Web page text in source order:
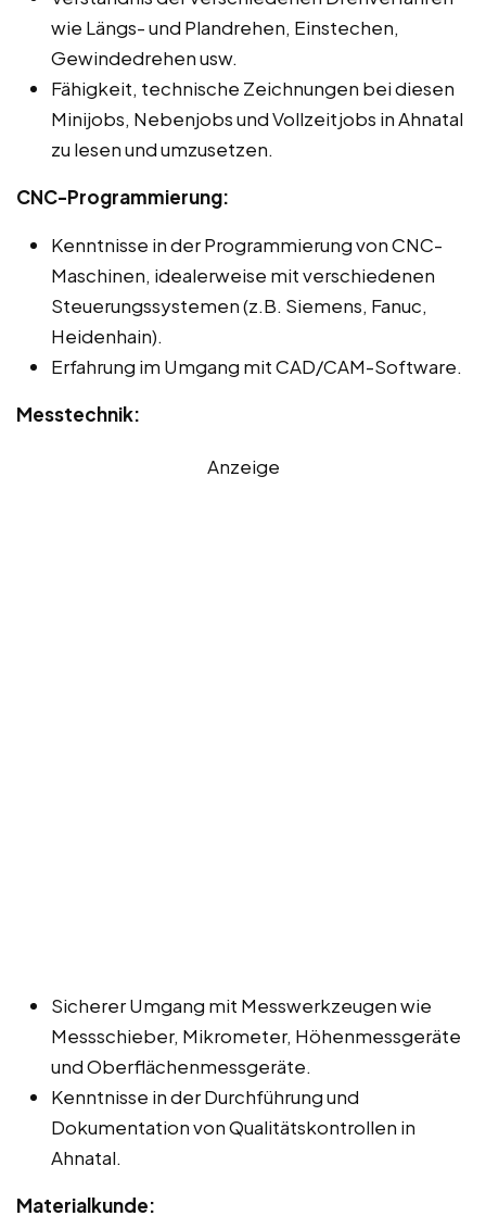
wie Längs- und Plandrehen, Einstechen,
Gewindedrehen usw.
Fähigkeit, technische Zeichnungen bei diesen
Minijobs, Nebenjobs und Vollzeitjobs in Ahnatal
zu lesen und umzusetzen.
CNC-Programmierung:
Kenntnisse in der Programmierung von CNC-
Maschinen, idealerweise mit verschiedenen
Steuerungssystemen (z.B. Siemens, Fanuc,
Heidenhain).
Erfahrung im Umgang mit CAD/CAM-Software.
Messtechnik:
Anzeige
Sicherer Umgang mit Messwerkzeugen wie
Messschieber, Mikrometer, Höhenmessgeräte
und Oberflächenmessgeräte.
Kenntnisse in der Durchführung und
Dokumentation von Qualitätskontrollen in
Ahnatal.
Materialkunde: